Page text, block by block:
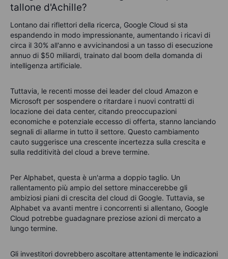
tallone d'Achille?
Lontano dai riflettori della ricerca, Google Cloud si sta
espandendo in modo impressionante, aumentando i ricavi di
circa il 30% all'anno e avvicinandosi a un tasso di esecuzione
annuo di $50 miliardi, trainato dal boom della domanda di
intelligenza artificiale.
Tuttavia, le recenti mosse dei leader del cloud Amazon e
Microsoft per sospendere o ritardare i nuovi contratti di
locazione dei data center, citando preoccupazioni
economiche e potenziale eccesso di offerta, stanno lanciando
segnali di allarme in tutto il settore. Questo cambiamento
cauto suggerisce una crescente incertezza sulla crescita e
sulla redditività del cloud a breve termine.
Per Alphabet, questa è un'arma a doppio taglio. Un
rallentamento più ampio del settore minaccerebbe gli
ambiziosi piani di crescita del cloud di Google. Tuttavia, se
Alphabet va avanti mentre i concorrenti si allentano, Google
Cloud potrebbe guadagnare preziose azioni di mercato a
lungo termine.
Gli investitori dovrebbero ascoltare attentamente le indicazioni